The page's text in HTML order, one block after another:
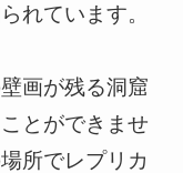
れています。
画が残る洞窟
とができませ
所でレプリカ